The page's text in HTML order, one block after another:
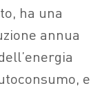
ha una
annua
e